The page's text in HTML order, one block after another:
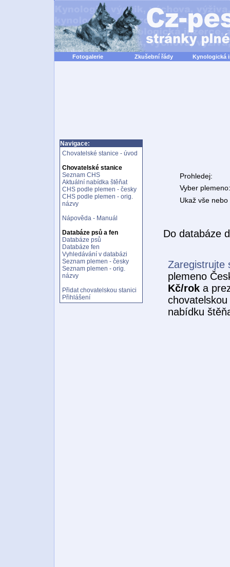
Fotogalerie Zkušební řády Kynologická
Navigace:
Chovatelské stanice - úvod
Chovatelské stanice
Seznam CHS
Aktuální nabídka štěňat
CHS podle plemen - česky
CHS podle plemen - orig.
názvy
Nápověda - Manuál
Databáze psů a fen
Databáze psů
Databáze fen
Vyhledávání v databázi
Seznam plemen - česky
Seznam plemen - orig.
názvy
Přidat chovatelskou stanici
Přihlášení
Prohledej:
Vyber plemeno:
Ukaž vše
Do databáze
Zaregistrujte
plemeno
Kč/rok a
nabídku